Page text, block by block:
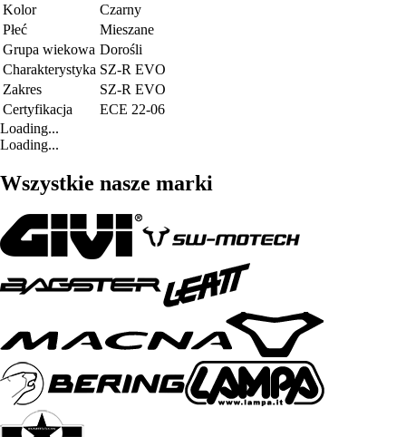
Kolor
Czarny
Płeć
Mieszane
Grupa wiekowa Dorośli
Charakterystyka SZ-R EVO
Zakres
SZ-R EVO
Certyfikacja
ECE 22-06
Loading...
Loading...
Wszystkie nasze marki